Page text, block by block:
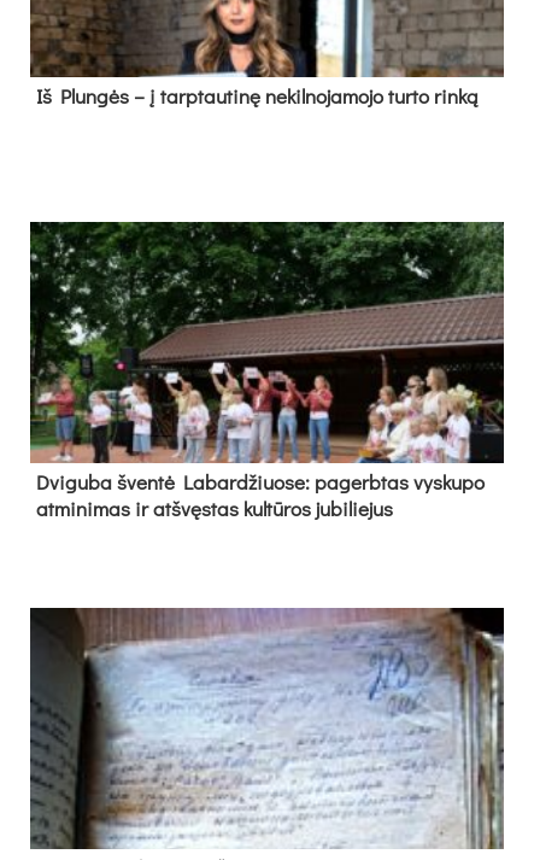
Iš Plungės – į tarptautinę nekilnojamojo turto rinką
Dvi­gu­ba šven­tė La­bar­džiuo­se: pa­gerb­tas vys­ku­po
at­mi­ni­mas ir at­švęs­tas kul­tū­ros ju­bi­lie­jus